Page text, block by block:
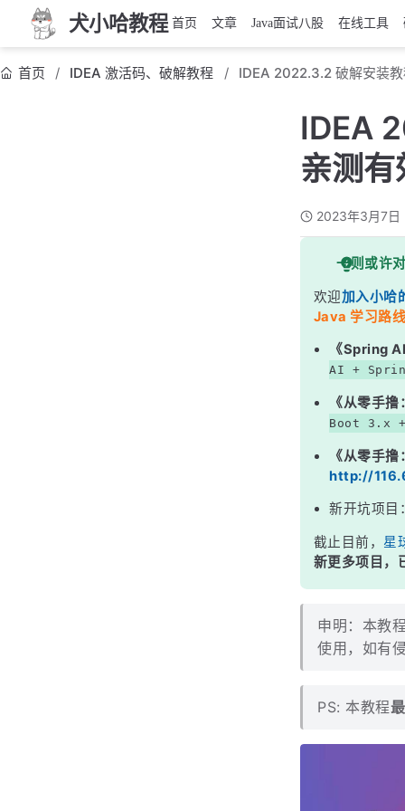
犬小哈教程 首页 文章 Java面试八股 在线工具
首页 IDEA 激活码、破解教程 IDEA 2022.3.2 破解安装
IDEA
亲测
2023年3月7日
一则或许
欢迎加入小哈
Java 学习路
《Spring
AI +
《从零手
Boot 3.x
《从零手
http://
新开坑项目
截止目前， 星
新更多项目，
申明：本教
使用，如有
PS: 本教程